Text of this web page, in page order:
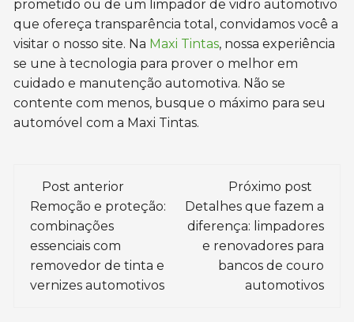
prometido ou de um limpador de vidro automotivo
que ofereça transparência total, convidamos você a
visitar o nosso site. Na Maxi Tintas, nossa experiência
se une à tecnologia para prover o melhor em
cuidado e manutenção automotiva. Não se
contente com menos, busque o máximo para seu
automóvel com a Maxi Tintas.
Navegação
de
post
Post anterior
Remoção e proteção:
combinações
essenciais com
removedor de tinta e
vernizes automotivos
Próximo post
Detalhes que fazem a
diferença: limpadores
e renovadores para
bancos de couro
automotivos